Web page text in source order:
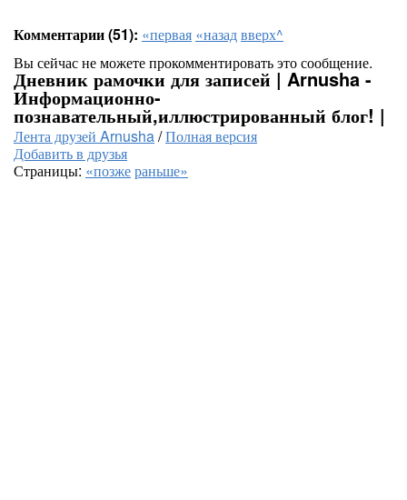
Комментарии (51): «первая «назадвверх^
Вы сейчас не можете прокомментировать это сообщение.
Дневник рамочки для записей | Arnusha -
Информационно-
познавательный,иллюстрированный блог! |
Лента друзей Arnusha/Полная версия
Добавить в друзья
Страницы: «позжераньше»